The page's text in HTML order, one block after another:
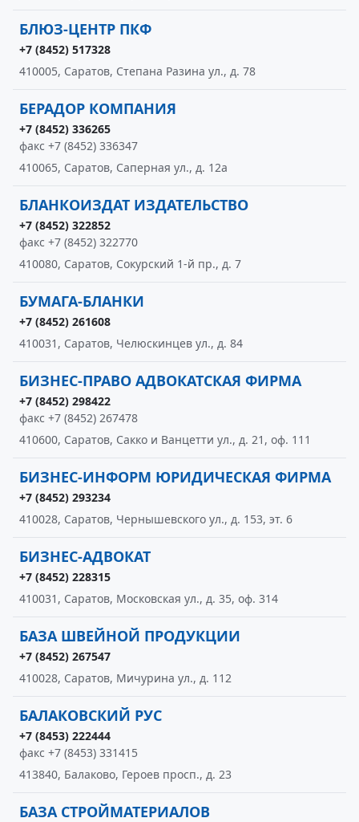
БЛЮЗ-ЦЕНТР ПКФ
+7 (8452) 517328
410005, Саратов, Степана Разина ул., д. 78
БЕРАДОР КОМПАНИЯ
+7 (8452) 336265
факс +7 (8452) 336347
410065, Саратов, Саперная ул., д. 12а
БЛАНКОИЗДАТ ИЗДАТЕЛЬСТВО
+7 (8452) 322852
факс +7 (8452) 322770
410080, Саратов, Сокурский 1-й пр., д. 7
БУМАГА-БЛАНКИ
+7 (8452) 261608
410031, Саратов, Челюскинцев ул., д. 84
БИЗНЕС-ПРАВО АДВОКАТСКАЯ ФИРМА
+7 (8452) 298422
факс +7 (8452) 267478
410600, Саратов, Сакко и Ванцетти ул., д. 21, оф. 111
БИЗНЕС-ИНФОРМ ЮРИДИЧЕСКАЯ ФИРМА
+7 (8452) 293234
410028, Саратов, Чернышевского ул., д. 153, эт. 6
БИЗНЕС-АДВОКАТ
+7 (8452) 228315
410031, Саратов, Московская ул., д. 35, оф. 314
БАЗА ШВЕЙНОЙ ПРОДУКЦИИ
+7 (8452) 267547
410028, Саратов, Мичурина ул., д. 112
БАЛАКОВСКИЙ РУС
+7 (8453) 222444
факс +7 (8453) 331415
413840, Балаково, Героев просп., д. 23
БАЗА СТРОЙМАТЕРИАЛОВ